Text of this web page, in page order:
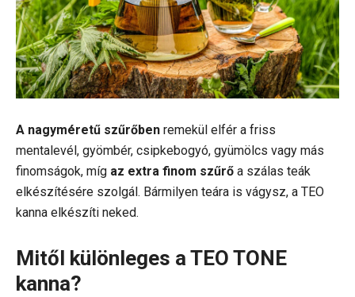
A nagyméretű szűrőben remekül elfér a friss
mentalevél, gyömbér, csipkebogyó, gyümölcs vagy más
finomságok, míg az extra finom szűrő a szálas teák
elkészítésére szolgál. Bármilyen teára is vágysz, a TEO
kanna elkészíti neked.
Mitől különleges a TEO TONE
kanna?